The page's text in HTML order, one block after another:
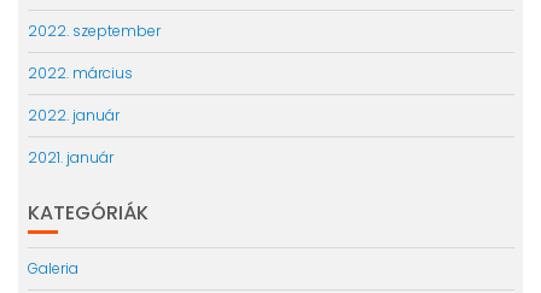
2022. szeptember
2022. március
2022. január
2021. január
KATEGÓRIÁK
Galeria